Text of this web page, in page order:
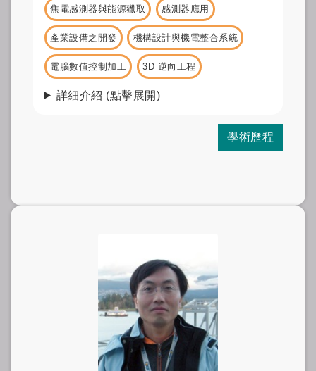
焦電感測器與能源獵取 感測器應用
產業設備之開發 機構設計與機電整合系統
電腦數值控制加工 3D 逆向工程
詳細介紹 (點擊展開)
學術歷程